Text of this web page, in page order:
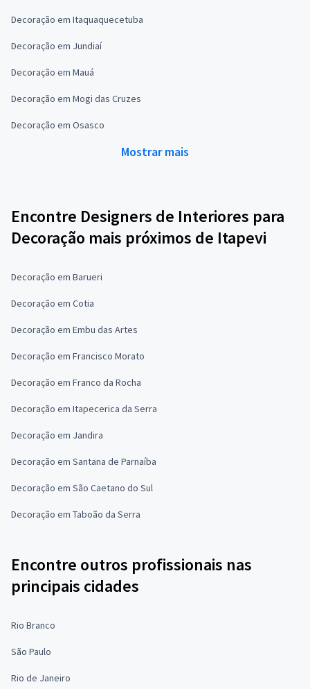
Decoração em Itaquaquecetuba
Decoração em Jundiaí
Decoração em Mauá
Decoração em Mogi das Cruzes
Decoração em Osasco
Mostrar mais
Encontre Designers de Interiores para
Decoração mais próximos de Itapevi
Decoração em Barueri
Decoração em Cotia
Decoração em Embu das Artes
Decoração em Francisco Morato
Decoração em Franco da Rocha
Decoração em Itapecerica da Serra
Decoração em Jandira
Decoração em Santana de Parnaíba
Decoração em São Caetano do Sul
Decoração em Taboão da Serra
Encontre outros profissionais nas
principais cidades
Rio Branco
São Paulo
Rio de Janeiro